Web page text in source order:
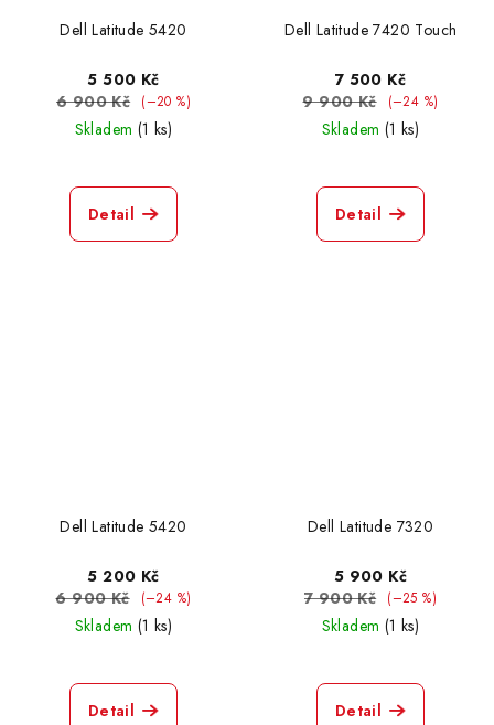
Dell Latitude 5420
5 500 Kč
6 900 Kč
(–20 %)
Skladem (1 ks)
Detail
Dell Latitude 7420 Touch
7 500 Kč
9 900 Kč
(–24 %)
Skladem (1 ks)
Detail
Dell Latitude 5420
5 200 Kč
6 900 Kč
(–24 %)
Skladem (1 ks)
Detail
Dell Latitude 7320
5 900 Kč
7 900 Kč
(–25 %)
Skladem (1 ks)
Detail